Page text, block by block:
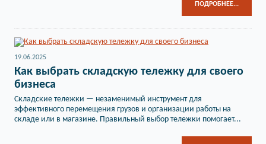
ПОДРОБНЕЕ...
19.06.2025
Как выбрать складскую тележку для своего
бизнеса
Складские тележки — незаменимый инструмент для
эффективного перемещения грузов и организации работы на
складе или в магазине. Правильный выбор тележки помогает...